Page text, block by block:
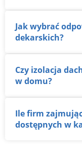
Jak wybrać odpowiednią firmę do prac
dekarskich?
Czy izolacja dachu wpływa na komfort cieplny
w domu?
Ile firm zajmujących się dachami jest
dostępnych w